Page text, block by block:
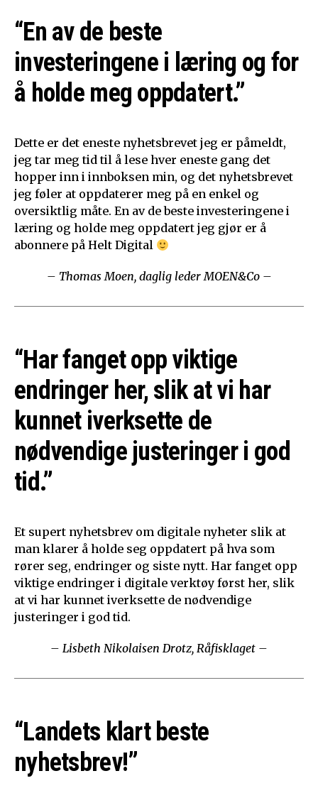
“En av de beste
investeringene i læring og for
å holde meg oppdatert.”
Dette er det eneste nyhetsbrevet jeg er påmeldt,
jeg tar meg tid til å lese hver eneste gang det
hopper inn i innboksen min, og det nyhetsbrevet
jeg føler at oppdaterer meg på en enkel og
oversiktlig måte. En av de beste investeringene i
læring og holde meg oppdatert jeg gjør er å
abonnere på Helt Digital
– Thomas Moen, daglig leder MOEN&Co –
“Har fanget opp viktige
endringer her, slik at vi har
kunnet iverksette de
nødvendige justeringer i god
tid.”
Et supert nyhetsbrev om digitale nyheter slik at
man klarer å holde seg oppdatert på hva som
rører seg, endringer og siste nytt. Har fanget opp
viktige endringer i digitale verktøy først her, slik
at vi har kunnet iverksette de nødvendige
justeringer i god tid.
– Lisbeth Nikolaisen Drotz, Råfisklaget –
“Landets klart beste
nyhetsbrev!”